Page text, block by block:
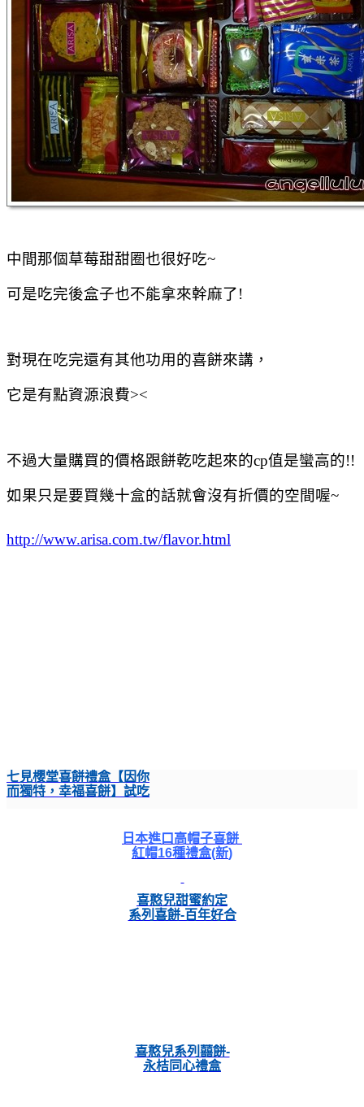
中間那個草莓甜甜圈也很好吃~
可是吃完後盒子也不能拿來幹麻了!
對現在吃完還有其他功用的喜餅來講，
它是有點資源浪費><
不過大量購買的價格跟餅乾吃起來的cp值是蠻高的!!
如果只是要買幾十盒的話就會沒有折價的空間喔~
http://www.arisa.com.tw/flavor.html
七見櫻堂喜餅禮盒【因你
而獨特，幸福喜餅】試吃
日本進口高帽子喜餅
紅帽16種禮盒(新)
喜憨兒甜蜜約定
系列喜餅-百年好合
喜憨兒系列囍餅-
永桔同心禮盒